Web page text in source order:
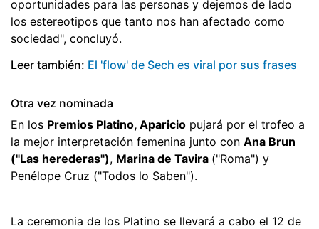
oportunidades para las personas y dejemos de lado
los estereotipos que tanto nos han afectado como
sociedad", concluyó.
Leer también: El 'flow' de Sech es viral por sus frases
Otra vez nominada
En los Premios Platino, Aparicio pujará por el trofeo a
la mejor interpretación femenina junto con Ana Brun
("Las herederas"), Marina de Tavira ("Roma") y
Penélope Cruz ("Todos lo Saben").
La ceremonia de los Platino se llevará a cabo el 12 de